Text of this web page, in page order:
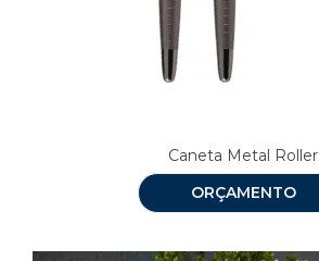
Caneta Metal Roller
ORÇAMENTO